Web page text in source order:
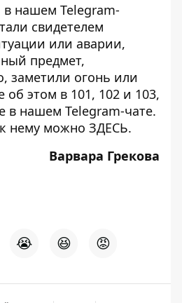
в нашем Telegram-
свидетелем
или аварии,
предмет,
заметили огонь или
этом в 101, 102 и 103,
в нашем Telegram-чате.
нему можно ЗДЕСЬ.
Варвара Грекова
😭 😆 😡